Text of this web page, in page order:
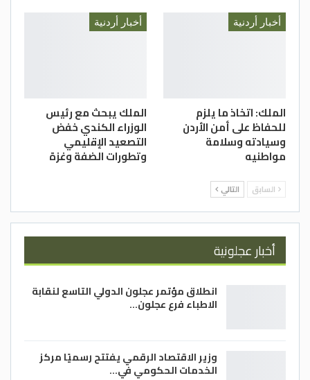
أخبار أردنية
الملك: اتخاذ ما يلزم
للحفاظ على أمن الأردن
وسيادته وسلامة
مواطنيه
أخبار أردنية
الملك يبحث مع رئيس
الوزراء الكندي خفض
التصعيد الإقليمي
وتطورات الضفة وغزة
السابق التالي
أخبار عجلونية
انطلاق مؤتمر عجلون الدولي التاسع لنقابة
الاطباء فرع عجلون…
وزير الاقتصاد الرقمي يفتتح رسميًا مركز
الخدمات الحكومي في…